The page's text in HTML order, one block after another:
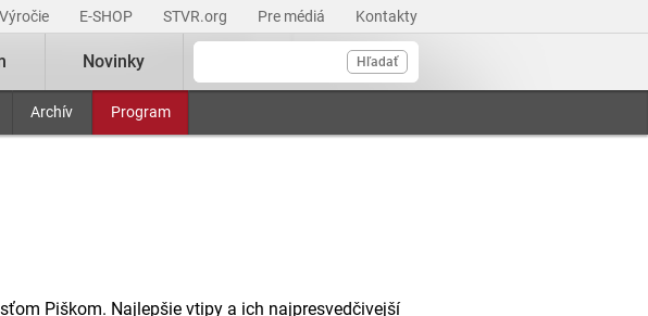
Výročie E-SHOP STVR.org Pre médiá Kontakty
Hľadať
Archív Program
Novinky
Piškom. Najlepšie vtipy a ich najpresvedčivejší